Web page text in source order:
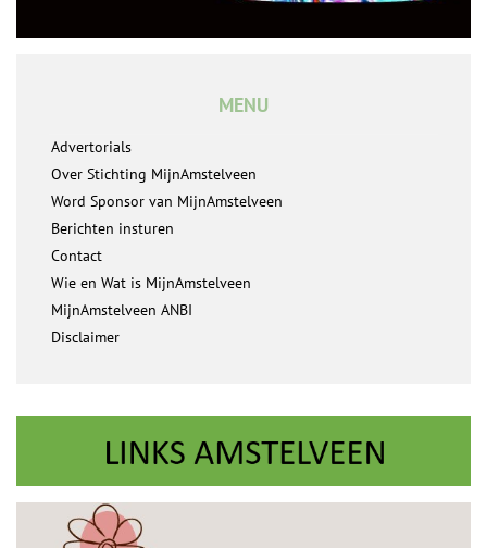
MENU
Advertorials
Over Stichting MijnAmstelveen
Word Sponsor van MijnAmstelveen
Berichten insturen
Contact
Wie en Wat is MijnAmstelveen
MijnAmstelveen ANBI
Disclaimer